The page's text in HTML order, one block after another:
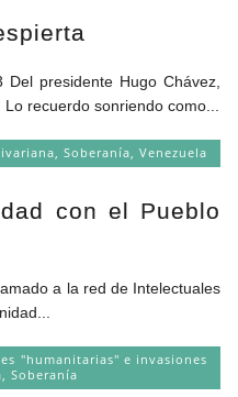
presidente Hugo Chávez,
recuerdo sonriendo como...
,Soberanía ,Venezuela
con el Pueblo
a la red de Intelectuales
"humanitarias" e invasiones
Soberanía